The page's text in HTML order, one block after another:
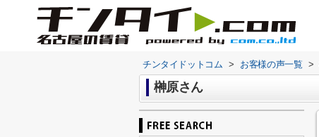
チンタイドットコム > お客様の声一覧 >
榊原さん